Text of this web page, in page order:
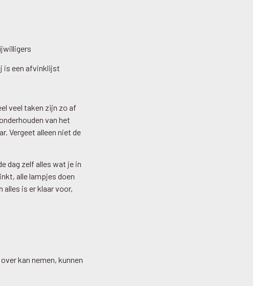
is een afvinklijst
veel taken zijn zo af
van het
Vergeet alleen niet de
dag zelf alles wat je in
alle lampjes doen
alles is er klaar voor,
kan nemen, kunnen